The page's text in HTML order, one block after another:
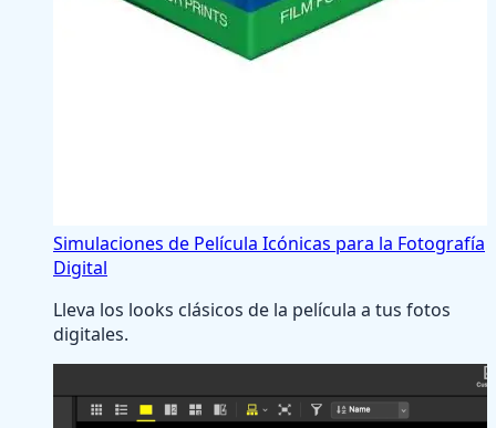
Simulaciones de Película Icónicas para la Fotografía
Digital
Lleva los looks clásicos de la película a tus fotos
digitales.